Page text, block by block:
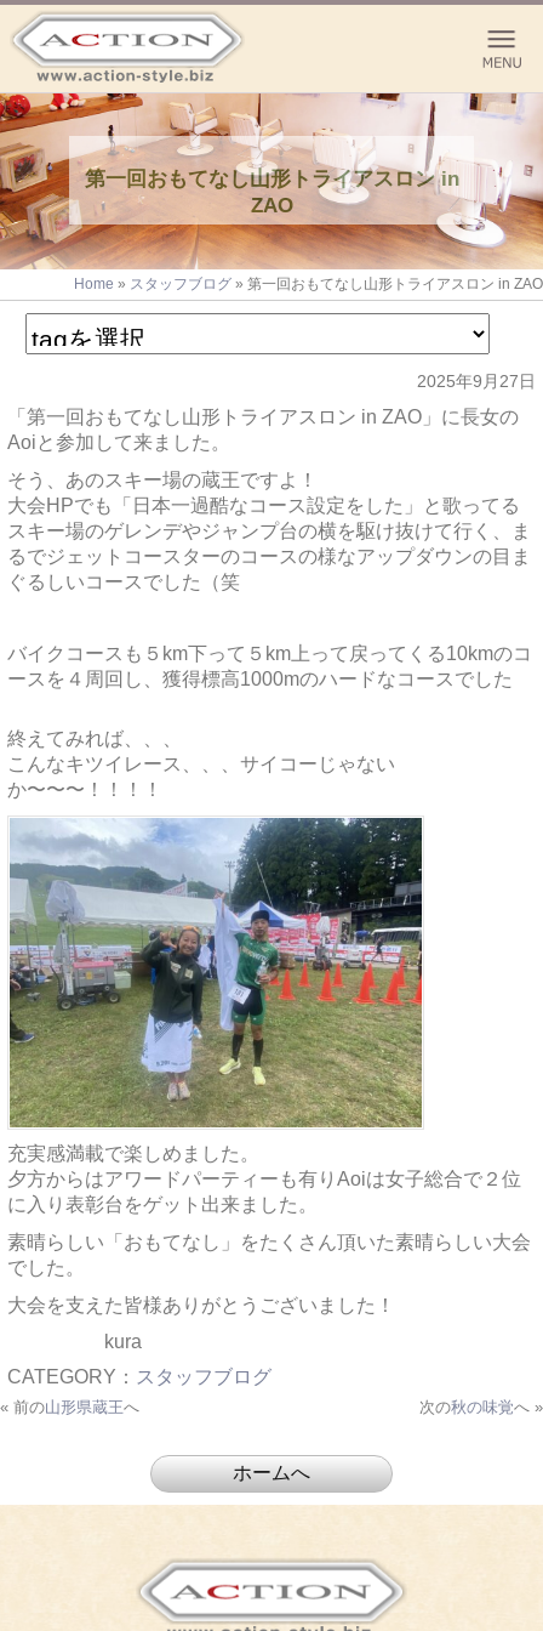
第一回おもてなし山形トライアスロン in
ZAO
Home » スタッフブログ » 第一回おもてなし山形トライアスロン in ZAO
2025年9月27日
「第一回おもてなし山形トライアスロン in ZAO」に長女の
Aoiと参加して来ました。
そう、あのスキー場の蔵王ですよ！
大会HPでも「日本一過酷なコース設定をした」と歌ってる
スキー場のゲレンデやジャンプ台の横を駆け抜けて行く、ま
るでジェットコースターのコースの様なアップダウンの目ま
ぐるしいコースでした（笑
バイクコースも５km下って５km上って戻ってくる10kmのコ
ースを４周回し、獲得標高1000mのハードなコースでした
終えてみれば、、、
こんなキツイレース、、、サイコーじゃない
か〜〜〜！！！！
充実感満載で楽しめました。
夕方からはアワードパーティーも有りAoiは女子総合で２位
に入り表彰台をゲット出来ました。
素晴らしい「おもてなし」をたくさん頂いた素晴らしい大会
でした。
大会を支えた皆様ありがとうございました！
kura
CATEGORY： スタッフブログ
« 前の山形県蔵王へ 次の秋の味覚へ »